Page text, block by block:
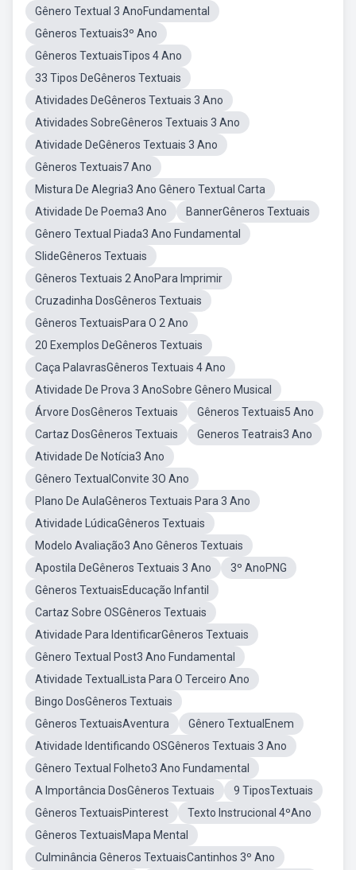
Gênero Textual 3 AnoFundamental
Gêneros Textuais3º Ano
Gêneros TextuaisTipos 4 Ano
33 Tipos DeGêneros Textuais
Atividades DeGêneros Textuais 3 Ano
Atividades SobreGêneros Textuais 3 Ano
Atividade DeGêneros Textuais 3 Ano
Gêneros Textuais7 Ano
Mistura De Alegria3 Ano Gênero Textual Carta
Atividade De Poema3 Ano
BannerGêneros Textuais
Gênero Textual Piada3 Ano Fundamental
SlideGêneros Textuais
Gêneros Textuais 2 AnoPara Imprimir
Cruzadinha DosGêneros Textuais
Gêneros TextuaisPara O 2 Ano
20 Exemplos DeGêneros Textuais
Caça PalavrasGêneros Textuais 4 Ano
Atividade De Prova 3 AnoSobre Gênero Musical
Árvore DosGêneros Textuais
Gêneros Textuais5 Ano
Cartaz DosGêneros Textuais
Generos Teatrais3 Ano
Atividade De Notícia3 Ano
Gênero TextualConvite 3O Ano
Plano De AulaGêneros Textuais Para 3 Ano
Atividade LúdicaGêneros Textuais
Modelo Avaliação3 Ano Gêneros Textuais
Apostila DeGêneros Textuais 3 Ano
3º AnoPNG
Gêneros TextuaisEducação Infantil
Cartaz Sobre OSGêneros Textuais
Atividade Para IdentificarGêneros Textuais
Gênero Textual Post3 Ano Fundamental
Atividade TextualLista Para O Terceiro Ano
Bingo DosGêneros Textuais
Gêneros TextuaisAventura
Gênero TextualEnem
Atividade Identificando OSGêneros Textuais 3 Ano
Gênero Textual Folheto3 Ano Fundamental
A Importância DosGêneros Textuais
9 TiposTextuais
Gêneros TextuaisPinterest
Texto Instrucional 4ºAno
Gêneros TextuaisMapa Mental
Culminância Gêneros TextuaisCantinhos 3º Ano